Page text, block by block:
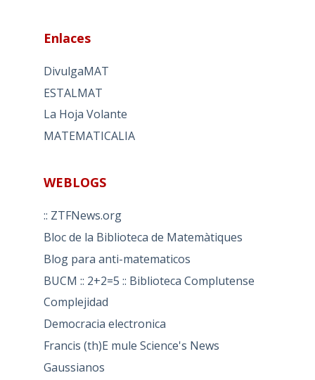
Enlaces
DivulgaMAT
ESTALMAT
La Hoja Volante
MATEMATICALIA
WEBLOGS
:: ZTFNews.org
Bloc de la Biblioteca de Matemàtiques
Blog para anti-matematicos
BUCM :: 2+2=5 :: Biblioteca Complutense
Complejidad
Democracia electronica
Francis (th)E mule Science's News
Gaussianos